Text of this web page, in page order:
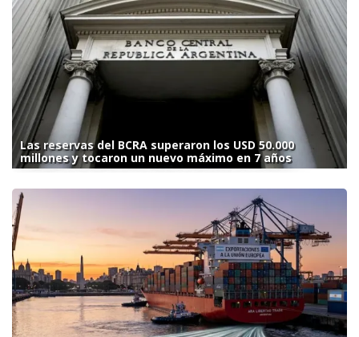
Las reservas del BCRA superaron los USD 50.000
millones y tocaron un nuevo máximo en 7 años